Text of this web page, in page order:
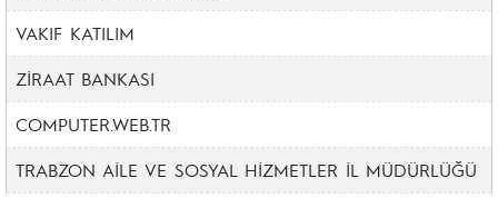
VAKIF KATILIM
ZİRAAT BANKASI
COMPUTER.WEB.TR
TRABZON AİLE VE SOSYAL HİZMETLER İL MÜDÜRLÜĞÜ